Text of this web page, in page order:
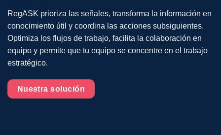
RegASK prioriza las señales, transforma la información en
conocimiento útil y coordina las acciones subsiguientes.
Optimiza los flujos de trabajo, facilita la colaboración en
equipo y permite que tu equipo se concentre en el trabajo
estratégico.
Nuestra solución